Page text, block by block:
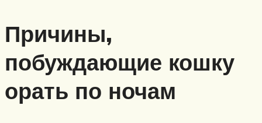
Причины,
побуждающие кошку
орать по ночам